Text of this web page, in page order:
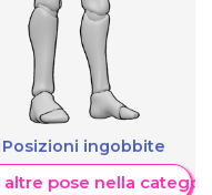
Posizioni ingobbite
altre pose nella